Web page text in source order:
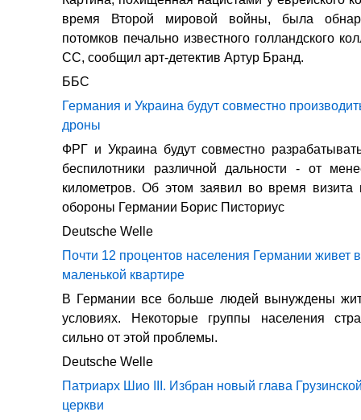
время Второй мировой войны, была
потомков печально известного голландского
СС, сообщил арт-детектив Артур Бранд.
ББС
Германия и Украина будут совместно
дроны
ФРГ и Украина будут совместно
беспилотники различной дальности - от
километров. Об этом заявил во время визита
обороны Германии Борис Писториус
Deutsche Welle
Почти 12 процентов населения Германии живет
маленькой квартире
В Германии все больше людей вынуждены
условиях. Некоторые группы населения
сильно от этой проблемы.
Deutsche Welle
Патриарх Шио III. Избран новый глава
церкви